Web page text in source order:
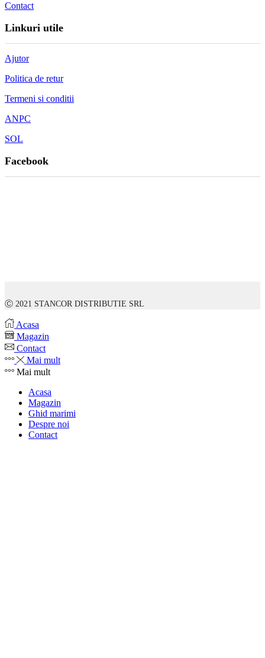
Contact
Linkuri utile
Ajutor
Politica de retur
Termeni si conditii
ANPC
SOL
Facebook
Ⓒ 2021 STANCOR DISTRIBUTIE SRL
Acasa
Magazin
Contact
Mai mult
Mai mult
Acasa
Magazin
Ghid marimi
Despre noi
Contact